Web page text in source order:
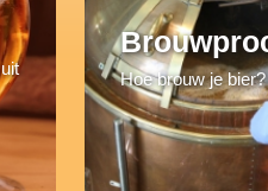
Hoe brouw je bier?